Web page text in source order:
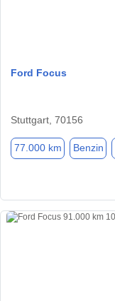
Ford Focus
Stuttgart, 70156
77.000 km Benzin